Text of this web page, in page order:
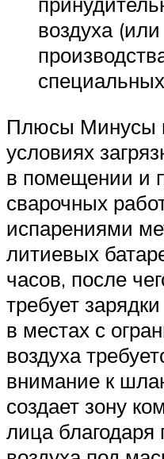
воздуха
Плюсы Минусы
условиях
в помещении и
сварочных
испарениями
литиевых
часов, после
требует
в местах с
воздуха
внимание к
создает зону
лица благодаря